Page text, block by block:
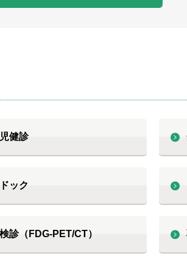
健診
ック
診（FDG-PET/CT）